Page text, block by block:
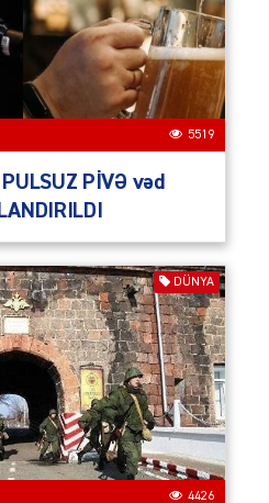
5519
PİVƏ vəd
DÜNYA
4426